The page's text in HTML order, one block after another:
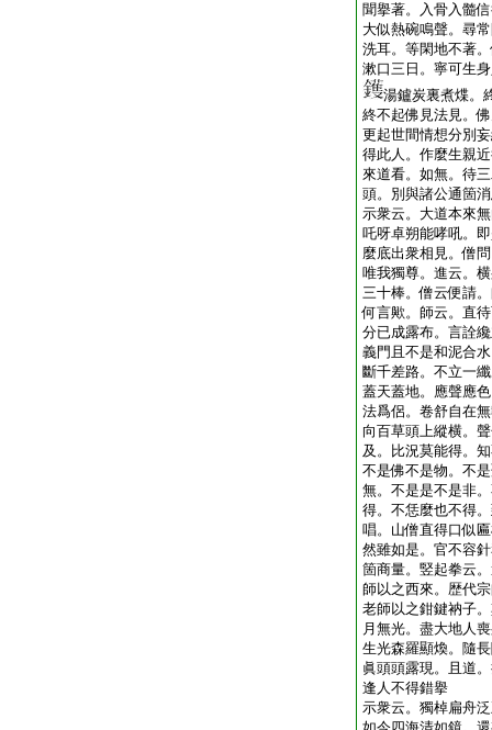
聞擧著。入骨入髓
大似熱碗鳴聲。尋
洗耳。等閑地不著
漱口三日。寧可生
湯鑪炭裏煮煠。
終不起佛見法見。
更起世間情想分別
得此人。作麼生親
來道看。如無。待
頭。別與諸公通箇
示衆云。大道本來
吒呀卓朔能哮吼。
麼底出衆相見。僧
唯我獨尊。進云。
三十棒。僧云便請
何言歟。師云。直
分已成露布。言詮
義門且不是和泥合
斷千差路。不立一
蓋天蓋地。應聲應
法爲侶。卷舒自在
向百草頭上縱横。
及。比況莫能得。
不是佛不是物。不
無。不是是不是非
得。不恁麼也不得
唱。山僧直得口似
然雖如是。官不容
箇商量。竪起拳云
師以之西來。歴代
老師以之鉗鍵衲子
月無光。盡大地人
生光森羅顯煥。隨
眞頭頭露現。且道
逢人不得錯擧
示衆云。獨棹扁舟